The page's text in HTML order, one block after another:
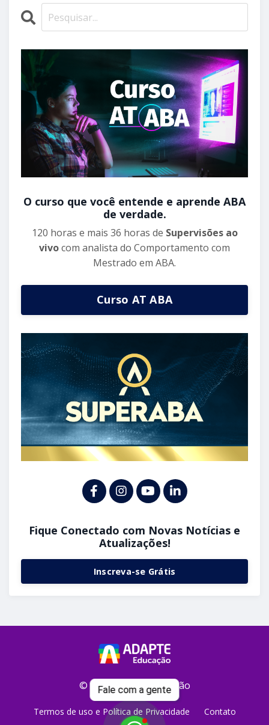
Fale com a gente
O curso que você entende e aprende ABA
de verdade.
120 horas e mais 36 horas de Supervisões ao
vivocom analista do Comportamento com
Mestrado em ABA.
Curso AT ABA
Fique Conectado com Novas Notícias e
Atualizações!
Inscreva-se Grátis
© 2026 Adapte Educação
Termos de uso e Política de Privacidade Contato